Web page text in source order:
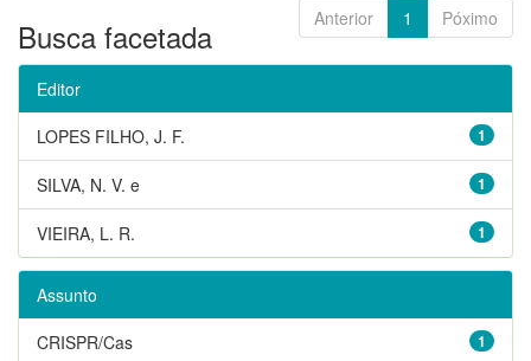
Anterior 1 Póximo
Busca facetada
Editor
1
LOPES FILHO, J. F.
1
SILVA, N. V. e
1
VIEIRA, L. R.
Assunto
1
CRISPR/Cas